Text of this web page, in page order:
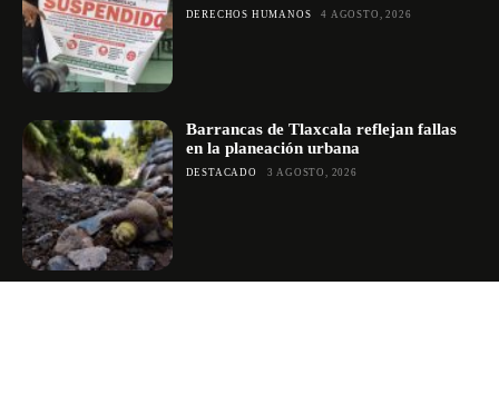
DERECHOS HUMANOS 4 AGOSTO, 2026
Barrancas de Tlaxcala reflejan fallas
en la planeación urbana
DESTACADO 3 AGOSTO, 2026